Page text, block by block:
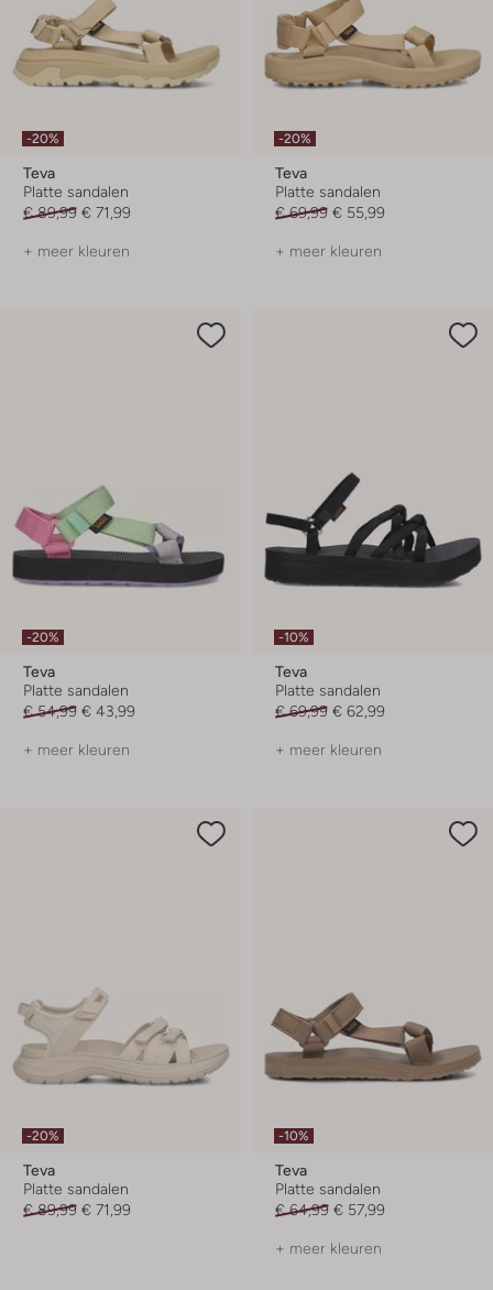
-20%
Teva
Platte sandalen
€ 89,99 € 71,99
+ meer kleuren
-20%
Teva
Platte sandalen
€ 69,99 € 55,99
+ meer kleuren
-20%
Teva
Platte sandalen
€ 54,99 € 43,99
+ meer kleuren
-10%
Teva
Platte sandalen
€ 69,99 € 62,99
+ meer kleuren
-20%
Teva
Platte sandalen
€ 89,99 € 71,99
-10%
Teva
Platte sandalen
€ 64,99 € 57,99
+ meer kleuren